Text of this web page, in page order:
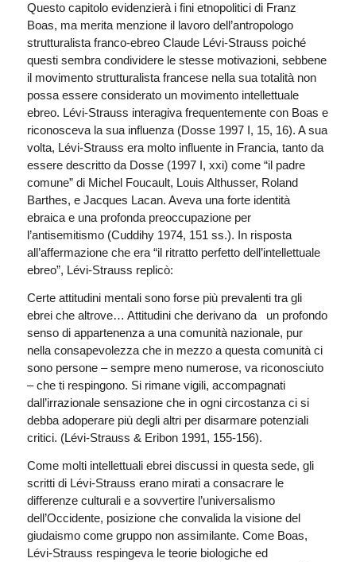
Questo capitolo evidenzierà i fini etnopolitici di Franz
Boas, ma merita menzione il lavoro dell’antropologo
strutturalista franco-ebreo Claude Lévi-Strauss poiché
questi sembra condividere le stesse motivazioni, sebbene
il movimento strutturalista francese nella sua totalità non
possa essere considerato un movimento intellettuale
ebreo. Lévi-Strauss interagiva frequentemente con Boas e
riconosceva la sua influenza (Dosse 1997 I, 15, 16). A sua
volta, Lévi-Strauss era molto influente in Francia, tanto da
essere descritto da Dosse (1997 I, xxi) come “il padre
comune” di Michel Foucault, Louis Althusser, Roland
Barthes, e Jacques Lacan. Aveva una forte identità
ebraica e una profonda preoccupazione per
l’antisemitismo (Cuddihy 1974, 151 ss.). In risposta
all’affermazione che era “il ritratto perfetto dell’intellettuale
ebreo”, Lévi-Strauss replicò:
Certe attitudini mentali sono forse più prevalenti tra gli
ebrei che altrove… Attitudini che derivano da un profondo
senso di appartenenza a una comunità nazionale, pur
nella consapevolezza che in mezzo a questa comunità ci
sono persone – sempre meno numerose, va riconosciuto
– che ti respingono. Si rimane vigili, accompagnati
dall’irrazionale sensazione che in ogni circostanza ci si
debba adoperare più degli altri per disarmare potenziali
critici. (Lévi-Strauss & Eribon 1991, 155-156).
Come molti intellettuali ebrei discussi in questa sede, gli
scritti di Lévi-Strauss erano mirati a consacrare le
differenze culturali e a sovvertire l’universalismo
dell’Occidente, posizione che convalida la visione del
giudaismo come gruppo non assimilante. Come Boas,
Lévi-Strauss respingeva le teorie biologiche ed